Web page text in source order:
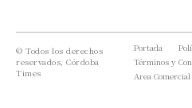
© Todos los derechos
reservados, Córdoba
Times
Portada
Términos y
Area Comercial